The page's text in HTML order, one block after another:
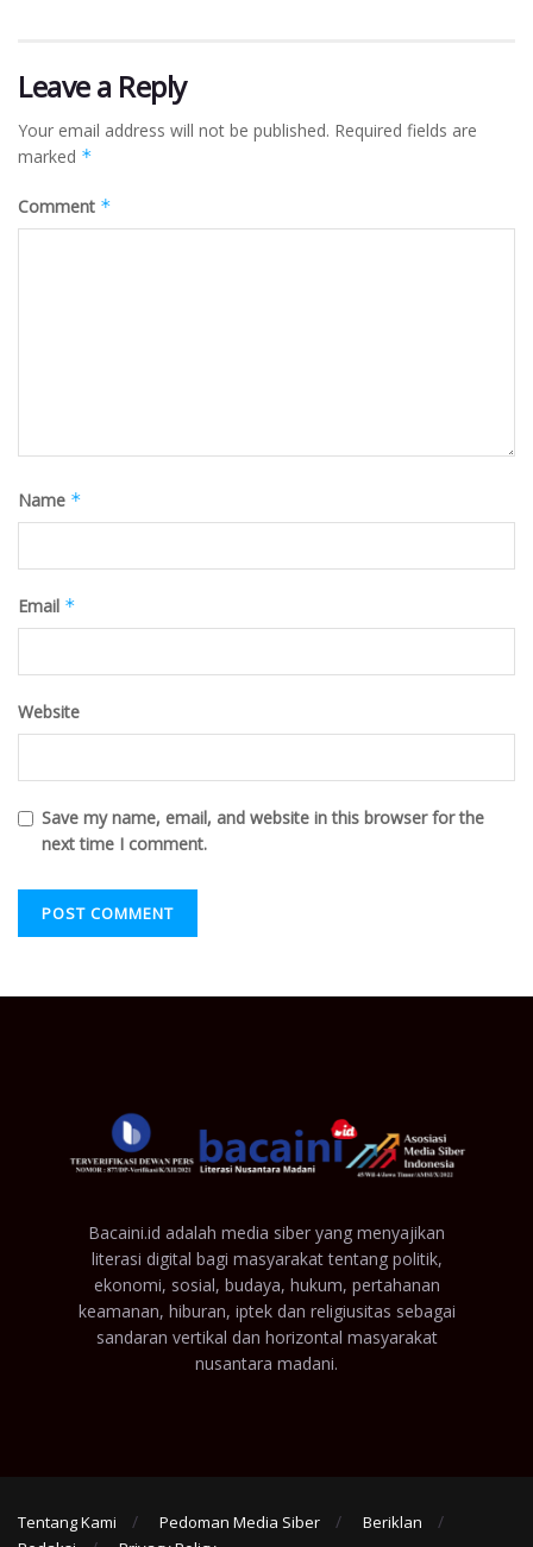
Leave a Reply
Your email address will not be published. Required fields are
marked *
Comment *
Name *
Email *
Website
Save my name, email, and website in this browser for the
next time I comment.
Bacaini.id adalah media siber yang menyajikan
literasi digital bagi masyarakat tentang politik,
ekonomi, sosial, budaya, hukum, pertahanan
keamanan, hiburan, iptek dan religiusitas sebagai
sandaran vertikal dan horizontal masyarakat
nusantara madani.
Tentang Kami Pedoman Media Siber
Beriklan